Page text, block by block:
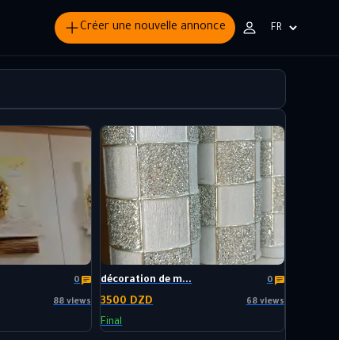
Créer une nouvelle annonce
Choisir
la
langue
0
88 views
décoration de m... 0
3500 DZD 68 views
Final